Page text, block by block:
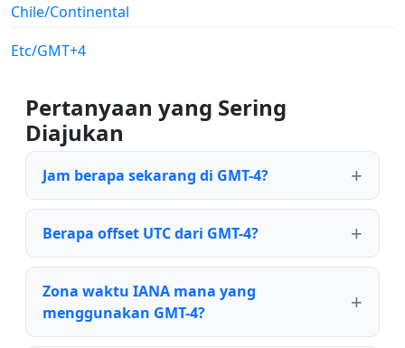
Chile/Continental
Etc/GMT+4
Pertanyaan yang Sering
Diajukan
Jam berapa sekarang di GMT-4?
Berapa offset UTC dari GMT-4?
Zona waktu IANA mana yang
menggunakan GMT-4?